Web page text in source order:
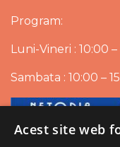
Program:
Luni-Vineri : 10:00 –
Sambata : 10:00 –
Acest site web